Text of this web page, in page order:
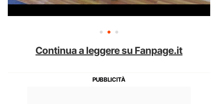
Continua a leggere su Fanpage.it